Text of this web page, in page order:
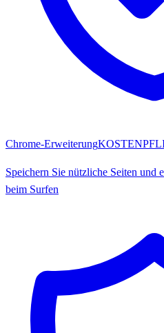
Chrome-Erweiterung
Speichern Sie nützliche Seiten und
beim Surfen